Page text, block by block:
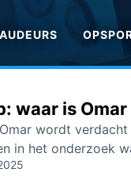
waar is
wordt
in het onderzoek